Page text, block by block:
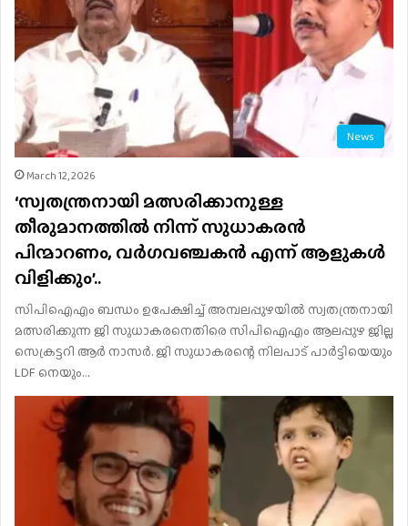
News
March 12, 2026
‘സ്വതന്ത്രനായി മത്സരിക്കാനുള്ള
തീരുമാനത്തിൽ നിന്ന് സുധാകരൻ
പിന്മാറണം, വർഗവഞ്ചകൻ എന്ന് ആളുകൾ
വിളിക്കും’..
സിപിഐഎം ബന്ധം ഉപേക്ഷിച്ച് അമ്പലപ്പുഴയിൽ സ്വതന്ത്രനായി
മത്സരിക്കുന്ന ജി സുധാകരനെതിരെ സിപിഐഎം ആലപ്പുഴ ജില്ല
സെക്രട്ടറി ആർ നാസർ. ജി സുധാകരന്റെ നിലപാട് പാർട്ടിയെയും
LDF നെയും…